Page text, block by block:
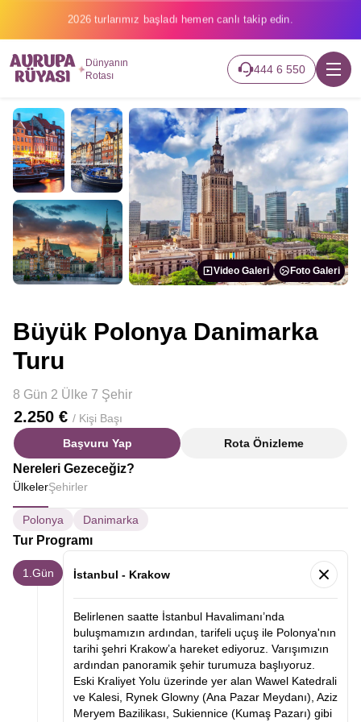
2026 turlarımız başladı hemen canlı takip edin.
Dünyanın
Rotası
444 6 550
Video Galeri Foto Galeri
Büyük Polonya Danimarka
Turu
8 Gün 2 Ülke 7 Şehir
2.250 € / Kişi Başı
Başvuru Yap
Rota Önizleme
Nereleri Gezeceğiz?
ÜlkelerŞehirler
Polonya Danimarka
Tur Programı
1.Gün İstanbul - Krakow
Belirlenen saatte İstanbul Havalimanı’nda
buluşmamızın ardından, tarifeli uçuş ile Polonya'nın
tarihi şehri Krakow’a hareket ediyoruz. Varışımızın
ardından panoramik şehir turumuza başlıyoruz.
Eski Kraliyet Yolu üzerinde yer alan Wawel Katedrali
ve Kalesi, Rynek Glowny (Ana Pazar Meydanı), Aziz
Meryem Bazilikası, Sukiennice (Kumaş Pazarı) gibi